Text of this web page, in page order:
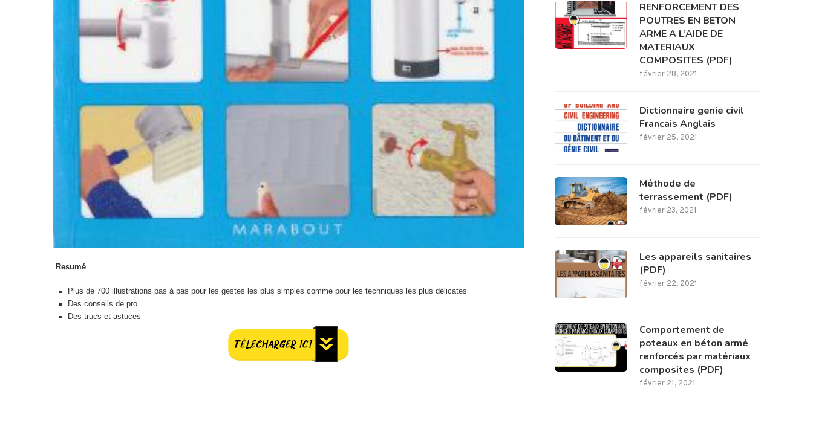
Resumé
Plus de 700 illustrations pas à pas pour les gestes les plus simples comme pour les techniques les plus délicates
Des conseils de pro
Des trucs et astuces
RENFORCEMENT DES
POUTRES EN BETON
ARME A L’AIDE DE
MATERIAUX
COMPOSITES (PDF)
février 28, 2021
Dictionnaire genie civil
Francais Anglais
février 25, 2021
Méthode de
terrassement (PDF)
février 23, 2021
Les appareils sanitaires
(PDF)
février 22, 2021
Comportement de
poteaux en béton armé
renforcés par matériaux
composites (PDF)
février 21, 2021